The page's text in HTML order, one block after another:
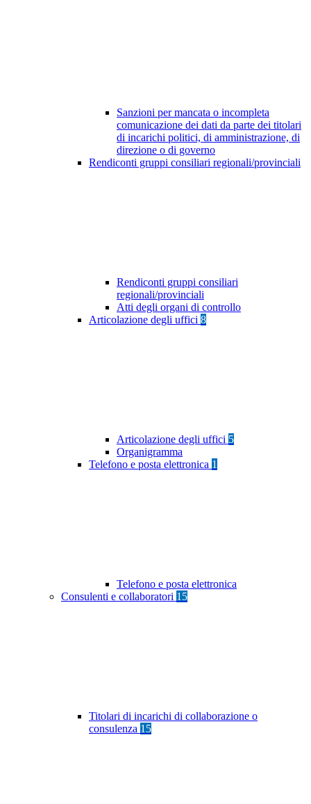
Sanzioni per mancata o incompleta
comunicazione dei dati da parte dei titolari
di incarichi politici, di amministrazione, di
direzione o di governo
Rendiconti gruppi consiliari regionali/provinciali
Rendiconti gruppi consiliari
regionali/provinciali
Atti degli organi di controllo
Articolazione degli uffici 8
Articolazione degli uffici 5
Organigramma
Telefono e posta elettronica 1
Telefono e posta elettronica
Consulenti e collaboratori 15
Titolari di incarichi di collaborazione o
consulenza 15